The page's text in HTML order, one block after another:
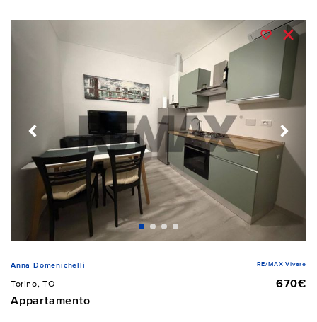
Anna Domenichelli RE/MAX Vivere
Torino, TO
670€
Appartamento